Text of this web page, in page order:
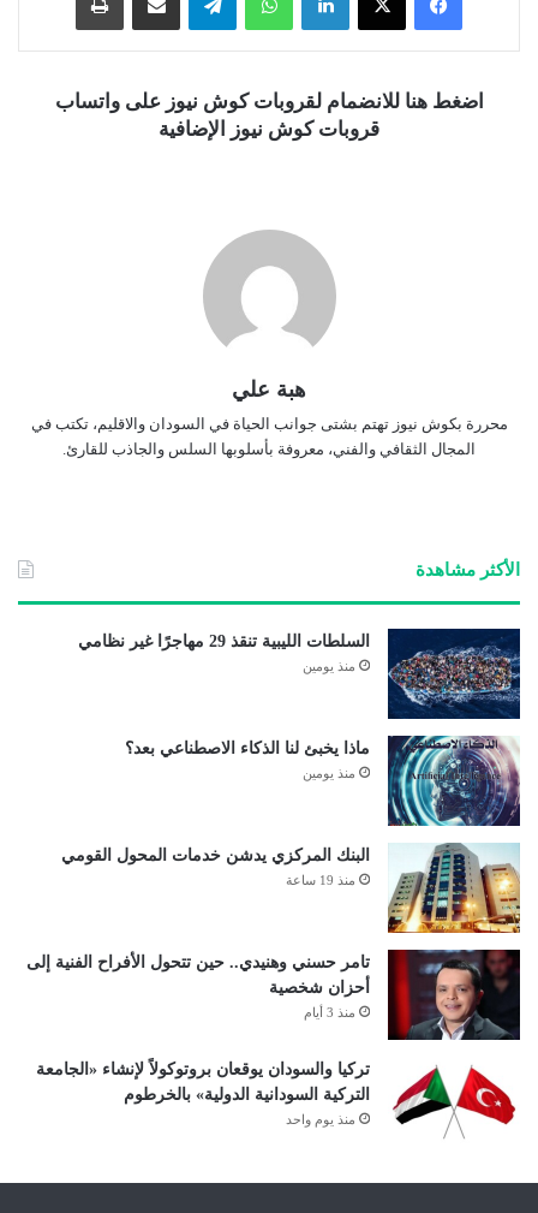
اضغط هنا للانضمام لقروبات كوش نيوز على واتساب
قروبات كوش نيوز الإضافية
هبة علي
محررة بكوش نيوز تهتم بشتى جوانب الحياة في السودان والاقليم، تكتب في
المجال الثقافي والفني، معروفة بأسلوبها السلس والجاذب للقارئ.
الأكثر مشاهدة
السلطات الليبية تنقذ 29 مهاجرًا غير نظامي
منذ يومين
ماذا يخبئ لنا الذكاء الاصطناعي بعد؟
منذ يومين
البنك المركزي يدشن خدمات المحول القومي
منذ 19 ساعة
تامر حسني وهنيدي.. حين تتحول الأفراح الفنية إلى
أحزان شخصية
منذ 3 أيام
تركيا والسودان يوقعان بروتوكولاً لإنشاء «الجامعة
التركية السودانية الدولية» بالخرطوم
منذ يوم واحد